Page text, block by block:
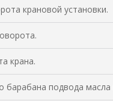
крановой установки.
крана.
подвода масла